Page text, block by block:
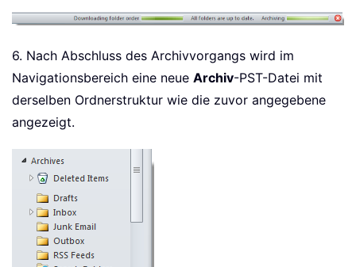
6. Nach Abschluss des Archivvorgangs wird im
Navigationsbereich eine neue Archiv-PST-Datei mit
derselben Ordnerstruktur wie die zuvor angegebene
angezeigt.